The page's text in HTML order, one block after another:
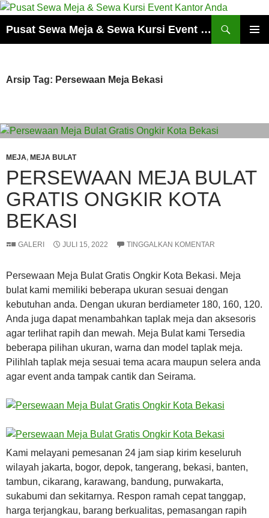
Pusat Sewa Meja & Sewa Kursi Event Kantor Anda
Arsip Tag: Persewaan Meja Bekasi
MEJA, MEJA BULAT
PERSEWAAN MEJA BULAT
GRATIS ONGKIR KOTA
BEKASI
GALERI JULI 15, 2022 TINGGALKAN KOMENTAR
Persewaan Meja Bulat Gratis Ongkir Kota Bekasi. Meja
bulat kami memiliki beberapa ukuran sesuai dengan
kebutuhan anda. Dengan ukuran berdiameter 180, 160, 120.
Anda juga dapat menambahkan taplak meja dan aksesoris
agar terlihat rapih dan mewah. Meja Bulat kami Tersedia
beberapa pilihan ukuran, warna dan model taplak meja.
Pilihlah taplak meja sesuai tema acara maupun selera anda
agar event anda tampak cantik dan Seirama.
Kami melayani pemesanan 24 jam siap kirim keseluruh
wilayah jakarta, bogor, depok, tangerang, bekasi, banten,
tambun, cikarang, karawang, bandung, purwakarta,
sukabumi dan sekitarnya. Respon ramah cepat tanggap,
harga terjangkau, barang berkualitas, pemasangan rapih